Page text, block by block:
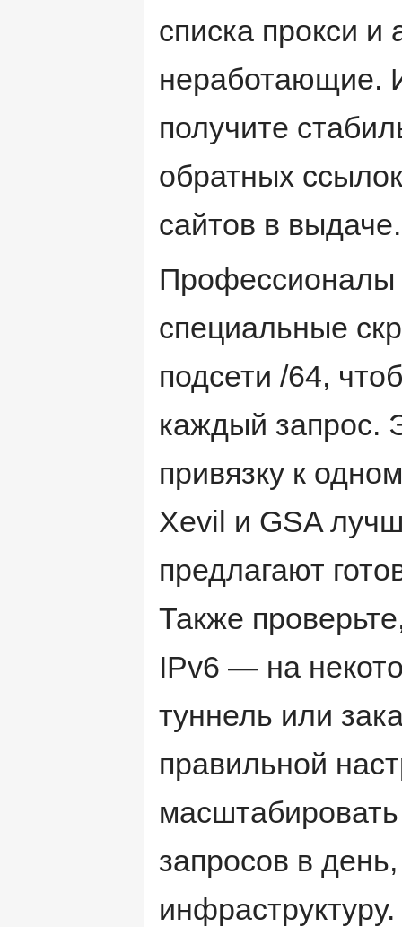
списка прокси и
неработающие.
получите
обратных
сайтов в выдаче.
Профессионалы
специальные
подсети /64,
каждый запрос.
привязку к
Xevil и GSA
предлагают
Также
IPv6 — на
туннель или
правильной
запросов в
инфраструктуру.